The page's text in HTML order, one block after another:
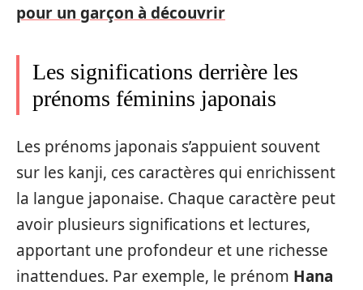
pour un garçon à découvrir
Les significations derrière les
prénoms féminins japonais
Les prénoms japonais s’appuient souvent
sur les kanji, ces caractères qui enrichissent
la langue japonaise. Chaque caractère peut
avoir plusieurs significations et lectures,
apportant une profondeur et une richesse
inattendues. Par exemple, le prénom Hana